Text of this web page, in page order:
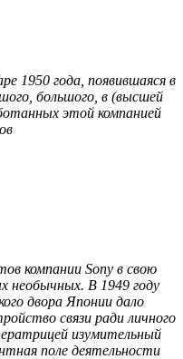
1950 года, появившаяся в
большого, в (высшей
этой компанией
компании Sony в свою
необычных. В 1949 году
двора Японии дало
связи ради личного
изумительный
поле деятельности